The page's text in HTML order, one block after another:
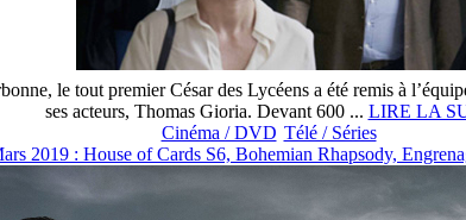
le tout premier César des Lycéens a été remis à
ses acteurs, Thomas Gioria. Devant 600 ... LIRE LA
Cinéma / DVD Télé / Séries
2019 : House of Cards S6, Bohemian Rhapsody,